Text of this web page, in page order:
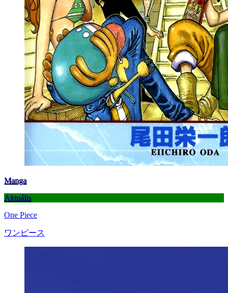
Manga
Aktuális
One Piece
ワンピース